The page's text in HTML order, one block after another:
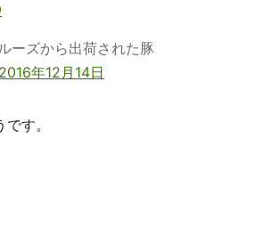
ーズから出荷された豚
2016年12月14日
す。